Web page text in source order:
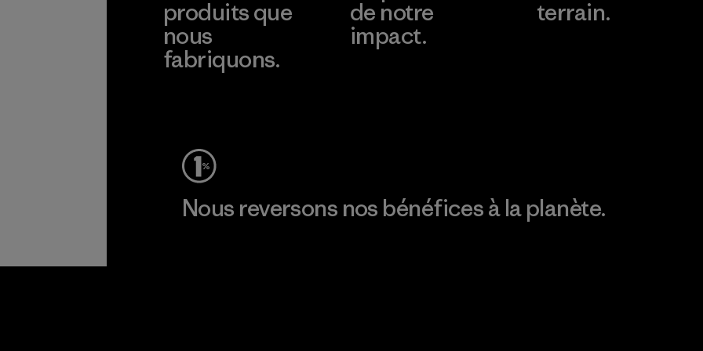
produits que
nous
fabriquons.
de notre
impact.
terrain.
Nous reversons nos bénéfices à la planète.